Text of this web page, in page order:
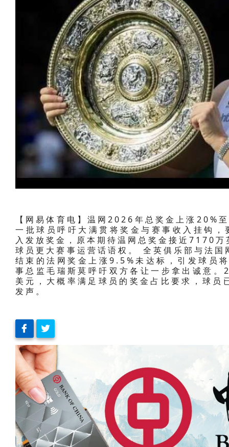
【网易体育电】温网2026年总奖金上涨20%
一批球员呼吁大满贯将奖金与赛事收入挂钩
入发放奖金，原本期待温网总奖金接近7170
球员更大赛事运营话语权。 全英俱乐部与法
结束的法网奖金上涨9.5%未达标，引发球员
事总监毛瑞斯莫呼吁双方各让一步拿出诚意
美元，大概率满足球员的奖金占比要求，球
发声。